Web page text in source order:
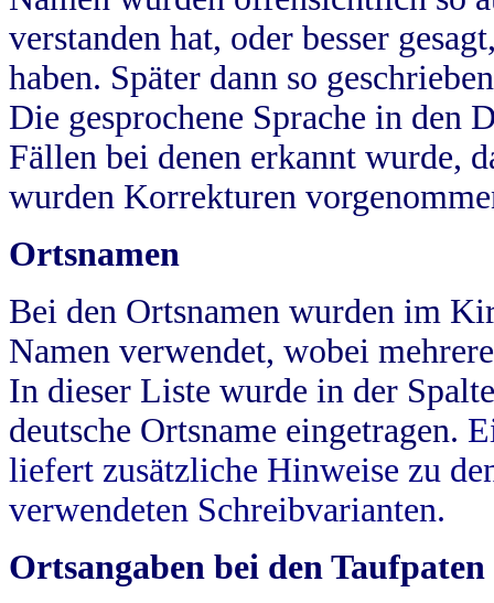
verstanden hat, oder besser
haben. Später dann so
Die gesprochene Sprache in
Fällen bei denen erkannt wurde,
wurden Korrekturen
Ortsnamen
Bei den Ortsnamen wurden im
Namen verwendet, wobei
In dieser Liste wurde in der
deutsche Ortsname eingetragen.
liefert zusätzliche Hinweise zu
verwendeten Schreibvarianten.
Ortsangaben bei den Taufpaten